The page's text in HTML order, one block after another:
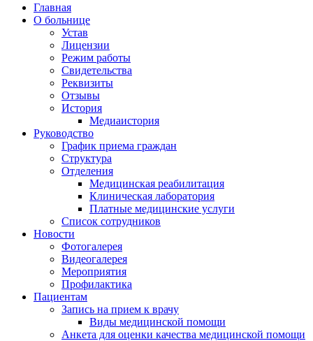
Главная
О больнице
Устав
Лицензии
Режим работы
Свидетельства
Реквизиты
Отзывы
История
Медиаистория
Руководство
График приема граждан
Структура
Отделения
Медицинская реабилитация
Клиническая лаборатория
Платные медицинские услуги
Список сотрудников
Новости
Фотогалерея
Видеогалерея
Мероприятия
Профилактика
Пациентам
Запись на прием к врачу
Виды медицинской помощи
Анкета для оценки качества медицинской помощи